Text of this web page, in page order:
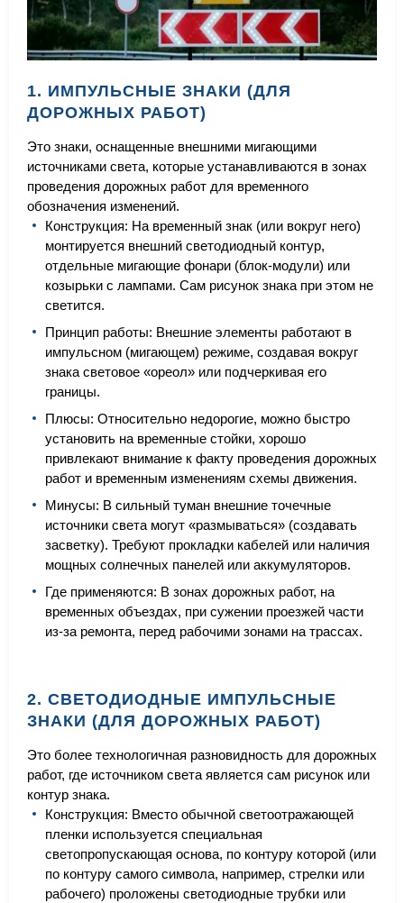
1. ИМПУЛЬСНЫЕ ЗНАКИ (ДЛЯ
ДОРОЖНЫХ РАБОТ)
Это знаки, оснащенные внешними мигающими
источниками света, которые устанавливаются в зонах
проведения дорожных работ для временного
обозначения изменений.
Конструкция: На временный знак (или вокруг него)
монтируется внешний светодиодный контур,
отдельные мигающие фонари (блок-модули) или
козырьки с лампами. Сам рисунок знака при этом не
светится.
Принцип работы: Внешние элементы работают в
импульсном (мигающем) режиме, создавая вокруг
знака световое «ореол» или подчеркивая его
границы.
Плюсы: Относительно недорогие, можно быстро
установить на временные стойки, хорошо
привлекают внимание к факту проведения дорожных
работ и временным изменениям схемы движения.
Минусы: В сильный туман внешние точечные
источники света могут «размываться» (создавать
засветку). Требуют прокладки кабелей или наличия
мощных солнечных панелей или аккумуляторов.
Где применяются: В зонах дорожных работ, на
временных объездах, при сужении проезжей части
из-за ремонта, перед рабочими зонами на трассах.
2. СВЕТОДИОДНЫЕ ИМПУЛЬСНЫЕ
ЗНАКИ (ДЛЯ ДОРОЖНЫХ РАБОТ)
Это более технологичная разновидность для дорожных
работ, где источником света является сам рисунок или
контур знака.
Конструкция: Вместо обычной светоотражающей
пленки используется специальная
светопропускающая основа, по контуру которой (или
по контуру самого символа, например, стрелки или
рабочего) проложены светодиодные трубки или